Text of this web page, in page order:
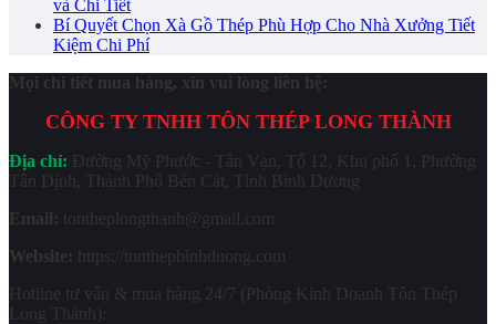
và Chi Tiết
Bí Quyết Chọn Xà Gồ Thép Phù Hợp Cho Nhà Xưởng Tiết
Kiệm Chi Phí
Mọi chi tiết mua hàng, xin vui lòng liên hệ:
CÔNG TY TNHH TÔN THÉP LONG THÀNH
Địa chỉ: Đường Mỹ Phước - Tân Vạn, Tổ 12, Khu phố 1, Phường
Tân Định, Thành Phố Bến Cát, Tỉnh Bình Dương
Email: tontheplongthanh@gmail.com
Website: https://tonthepbinhduong.com
Hotline tư vấn & mua hàng 24/7 (Phòng Kinh Doanh Tôn Thép
Long Thành):